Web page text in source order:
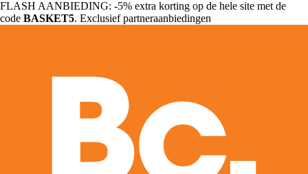
FLASH AANBIEDING: -5% extra korting op de hele site met de
code BASKET5. Exclusief partneraanbiedingen